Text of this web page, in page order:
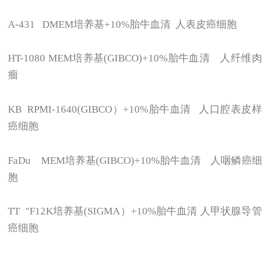
A-431 DMEM培养基+10%胎牛血清 人表皮癌细胞
HT-1080 MEM培养基(GIBCO)+10%胎牛血清 人纤维肉
瘤
KB RPMI-1640(GIBCO ）+10%胎牛血清 人口腔表皮样
癌细胞
FaDu MEM培养基(GIBCO)+10%胎牛血清 人咽鳞癌细
胞
TT "F12K培养基(SIGMA）+10%胎牛血清 人甲状腺导管
癌细胞